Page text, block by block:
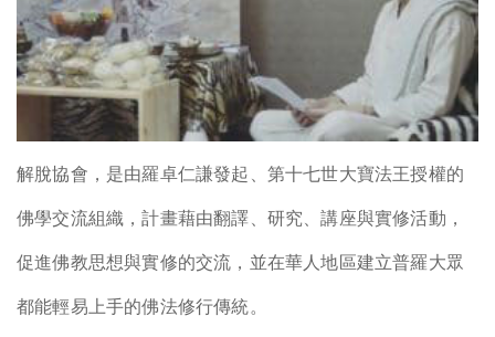
解脫協會，是由羅卓仁謙發起、第十七世大寶法王授權的
佛學交流組織，計畫藉由翻譯、研究、講座與實修活動，
促進佛教思想與實修的交流，並在華人地區建立普羅大眾
都能輕易上手的佛法修行傳統。